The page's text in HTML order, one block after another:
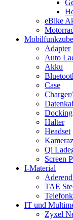
eBike
Adapter
Auto
Akku
Case
Halter
Headset
Qi
Screen
I-Material
TAE
IT und
Zyxel